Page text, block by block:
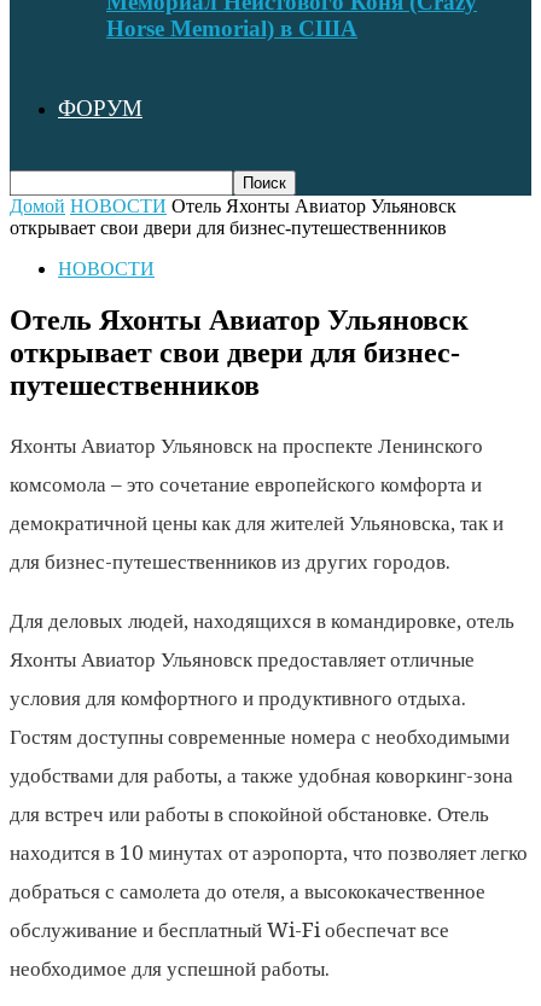
Horse Memorial) в США
ФОРУМ
Домой НОВОСТИ Отель Яхонты Авиатор Ульяновск
открывает свои двери для бизнес-путешественников
НОВОСТИ
Отель Яхонты Авиатор Ульяновск
открывает свои двери для бизнес-
путешественников
Яхонты Авиатор Ульяновск на проспекте Ленинского
комсомола – это сочетание европейского комфорта и
демократичной цены как для жителей Ульяновска, так и
для бизнес-путешественников из других городов.
Для деловых людей, находящихся в командировке, отель
Яхонты Авиатор Ульяновск предоставляет отличные
условия для комфортного и продуктивного отдыха.
Гостям доступны современные номера с необходимыми
удобствами для работы, а также удобная коворкинг-зона
для встреч или работы в спокойной обстановке. Отель
находится в 10 минутах от аэропорта, что позволяет легко
добраться с самолета до отеля, а высококачественное
обслуживание и бесплатный Wi-Fi обеспечат все
необходимое для успешной работы.